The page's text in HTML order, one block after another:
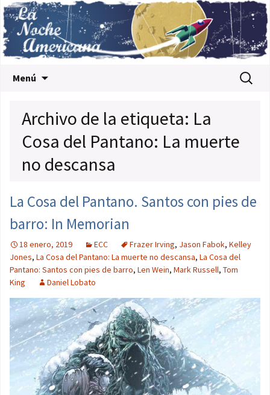
Menú Buscar:
Archivo de la etiqueta: La
Cosa del Pantano: La muerte
no descansa
La Cosa del Pantano. Santos con pies de
barro: In Memorian
18 enero, 2019 ECC Frazer Irving, Jason Fabok, Kelley
Jones, La Cosa del Pantano: La muerte no descansa, La Cosa del
Pantano: Santos con pies de barro, Len Wein, Mark Russell, Tom
King
Daniel Lobato